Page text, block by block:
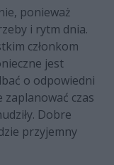
ponieważ
i rytm dnia.
członkom
jest
o odpowiedni
czas
Dobre
przyjemny